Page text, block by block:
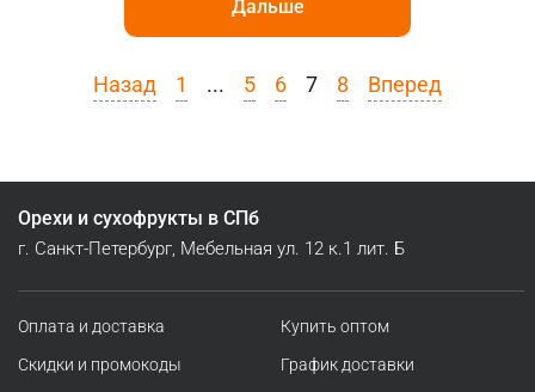
Дальше
Назад 1 ... 5 6 7 8 Вперед
Орехи и сухофрукты в СПб
г. Санкт-Петербург, Мебельная ул. 12 к.1 лит. Б
Оплата и доставка
Скидки и промокоды
Купить оптом
График доставки